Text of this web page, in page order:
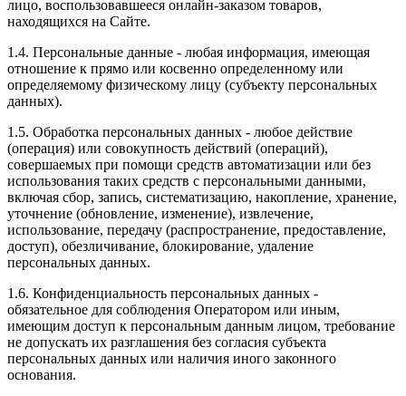
лицо, воспользовавшееся онлайн-заказом товаров,
находящихся на Сайте.
1.4. Персональные данные - любая информация, имеющая
отношение к прямо или косвенно определенному или
определяемому физическому лицу (субъекту персональных
данных).
1.5. Обработка персональных данных - любое действие
(операция) или совокупность действий (операций),
совершаемых при помощи средств автоматизации или без
использования таких средств с персональными данными,
включая сбор, запись, систематизацию, накопление, хранение,
уточнение (обновление, изменение), извлечение,
использование, передачу (распространение, предоставление,
доступ), обезличивание, блокирование, удаление
персональных данных.
1.6. Конфиденциальность персональных данных -
обязательное для соблюдения Оператором или иным,
имеющим доступ к персональным данным лицом, требование
не допускать их разглашения без согласия субъекта
персональных данных или наличия иного законного
основания.